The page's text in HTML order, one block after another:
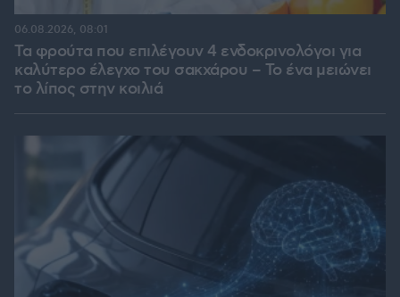
Τα φρούτα που επιλέγουν 4 ενδοκρινολόγοι για
καλύτερο έλεγχο του σακχάρου – Το ένα μειώνει
το λίπος στην κοιλιά
06.08.2026, 08:01